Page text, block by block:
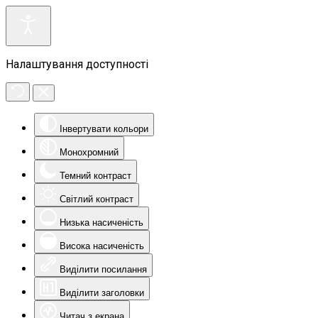
Налаштування доступності
Інвертувати кольори
Монохромний
Темний контраст
Світлий контраст
Низька насиченість
Висока насиченість
Виділити посилання
Виділити заголовки